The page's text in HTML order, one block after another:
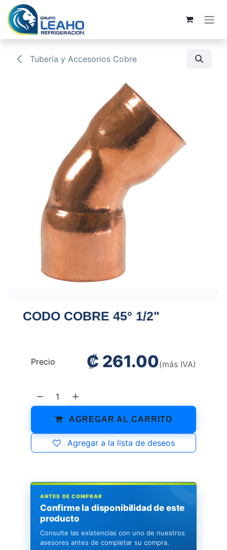
Ir al contenido
Tubería y Accesorios Cobre
CODO COBRE 45° 1/2"
AGREGAR AL CARRITO
Agregar a la lista de deseos
Precio ₡ 261.00(más IVA)
ANTES DE COMPRAR
Confirme la disponibilidad de este
producto
Consulte las existencias con uno de nuestros
asesores antes de completar su compra.